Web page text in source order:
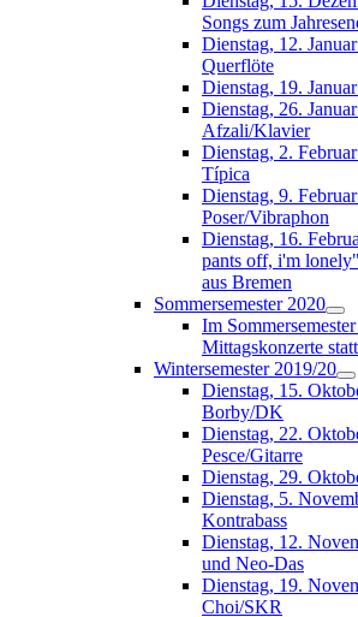
Songs zum
Dienstag, 12.
Querflöte
Dienstag, 19.
Dienstag, 26.
Afzali/Klavier
Dienstag, 2.
Típica
Dienstag, 9.
Poser/Vibraphon
Dienstag, 16.
pants off, i'm
aus Bremen
Sommersemester 2020
Im
Mittagskonzerte
Wintersemester 2019/20
Dienstag, 15.
Borby/DK
Dienstag, 22.
Pesce/Gitarre
Dienstag, 29.
Dienstag, 5.
Kontrabass
Dienstag, 12.
und Neo-Das
Dienstag, 19.
Choi/SKR